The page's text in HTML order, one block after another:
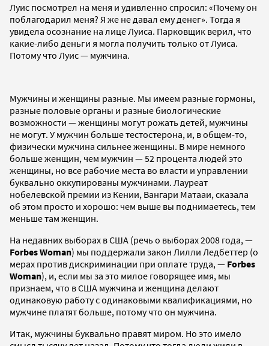
Луис посмотрел на меня и удивленно спросил: «Почему он
поблагодарил меня? Я же не давал ему денег». Тогда я
увидела осознание на лице Луиса. Парковщик верил, что
какие-либо деньги я могла получить только от Луиса.
Потому что Луис — мужчина.
Мужчины и женщины разные. Мы имеем разные гормоны,
разные половые органы и разные биологические
возможности — женщины могут рожать детей, мужчины
не могут. У мужчин больше тестостерона, и, в общем-то,
физически мужчина сильнее женщины. В мире немного
больше женщин, чем мужчин — 52 процента людей это
женщины, но все рабочие места во власти и управлении
буквально оккупированы мужчинами. Лауреат
нобелевской премии из Кении, Вангари Матааи, сказала
об этом просто и хорошо: чем выше вы поднимаетесь, тем
меньше там женщин.
На недавних выборах в США (речь о выборах 2008 года, —
Forbes Woman) мы поддержали закон Лилли Ледбеттер (о
мерах против дискриминации при оплате труда, — Forbes
Woman), и, если мы за это милое говорящее имя, мы
признаем, что в США мужчина и женщина делают
одинаковую работу с одинаковыми квалификациями, но
мужчине платят больше, потому что он мужчина.
Итак, мужчины буквально правят миром. Но это имело